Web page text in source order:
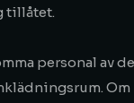
tillåtet.
personal av